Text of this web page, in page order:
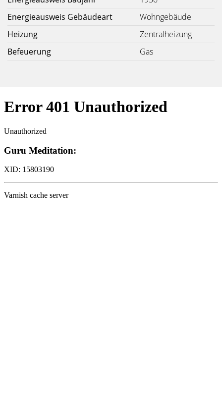
Energieausweis Gebäudeart
Wohngebäude
Heizung
Zentralheizung
Befeuerung
Gas